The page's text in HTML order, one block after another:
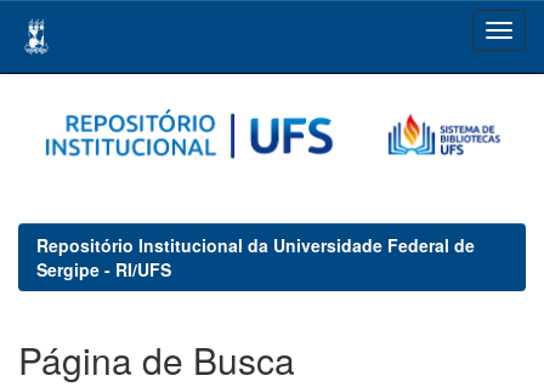
navigation
Repositório Institucional da Universidade Federal de
Sergipe - RI/UFS
Página de Busca